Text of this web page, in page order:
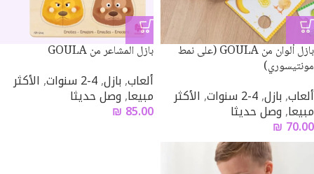
بازل ألوان من GOULA (على نمط
مونتيسوري)
ألعاب,بازل,4-2 سنوات , الأكثر
مبيعا,وصل حديثا
₪ 70.00
بازل المشاعر من GOULA
ألعاب,بازل,4-2 سنوات , الأكثر
مبيعا,وصل حديثا
₪ 85.00